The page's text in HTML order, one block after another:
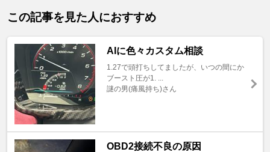
この記事を見た人におすすめ
AIに色々カスタム相談
1.27で頭打ちしてましたが、いつの間にか
ブースト圧が1. ...
謎の男(痛風持ち)さん
OBD2接続不良の原因